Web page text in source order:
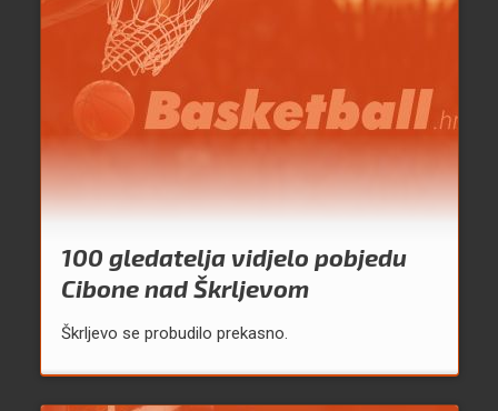
100 gledatelja vidjelo pobjedu
Cibone nad Škrljevom
Škrljevo se probudilo prekasno.